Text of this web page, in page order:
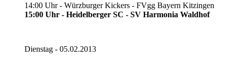
14:00 Uhr - Würzburger Kickers - FVgg Bayern Kitzingen
15:00 Uhr - Heidelberger SC - SV Harmonia Waldhof
Dienstag - 05.02.2013